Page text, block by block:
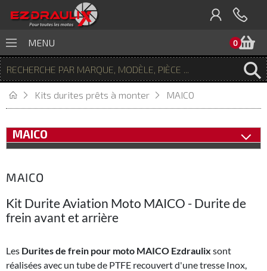
0
MENU
Kits durites prêts à monter MAICO
MAICO
MAICO
Kit Durite Aviation Moto MAICO - Durite de
frein avant et arrière
Les Durites de frein pour moto MAICO Ezdraulix sont
réalisées avec un tube de PTFE recouvert d'une tresse Inox,